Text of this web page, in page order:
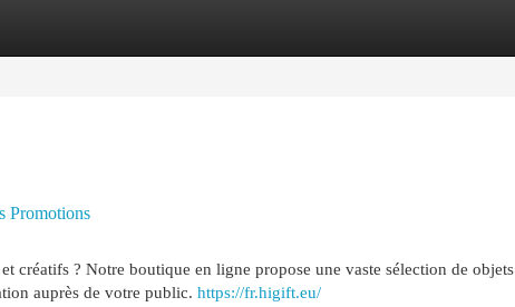
Promotions
créatifs ? Notre boutique en ligne propose une vaste sélection de objets
auprès de votre public. https://fr.higift.eu/